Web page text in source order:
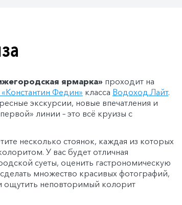
ярмарка» проходит на
«Константин Федин» класса Водоход.Лайт.
экскурсии, новые впечатления и
линии – это всё круизы с
несколько стоянок, каждая из которых
У вас будет отличная
суеты, оценить гастрономическую
множество красивых фотографий,
ощутить неповторимый колорит